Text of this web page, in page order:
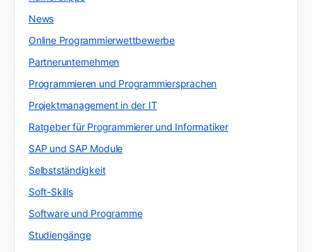
News
Online Programmierwettbewerbe
Partnerunternehmen
Programmieren und Programmiersprachen
Projektmanagement in der IT
Ratgeber für Programmierer und Informatiker
SAP und SAP Module
Selbstständigkeit
Soft-Skills
Software und Programme
Studiengänge